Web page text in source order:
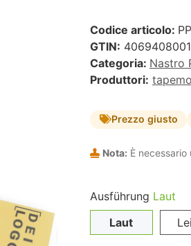
Codice articolo:
GTIN:
Categoria: Nastro
Produttori:
Prezzo giusto
Nota: È necessario
Ausführung Laut
Laut